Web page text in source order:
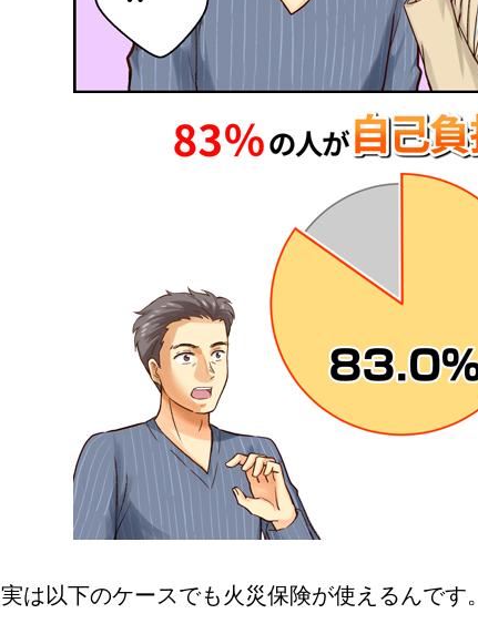
実は以下のケースでも火災保険が使えるんです。